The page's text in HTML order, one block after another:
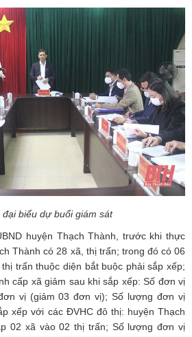
đại biểu dự buổi giám sát
huyện Thạch Thành, trước khi thực
Thành có 28 xã, thị trấn; trong đó có 06
trấn thuộc diện bắt buộc phải sắp xếp;
cấp xã giảm sau khi sắp xếp: Số đơn vị
vị (giảm 03 đơn vị); Số lượng đơn vị
xếp với các ĐVHC đô thị: huyện Thạch
02 xã vào 02 thị trấn; Số lượng đơn vị